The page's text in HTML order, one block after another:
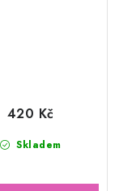
Skladem
420 Kč